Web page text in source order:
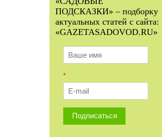
ПОДСКАЗКИ» – подборку
актуальных статей с сайта:
«GAZETASADOVOD.RU»
*
Подписаться